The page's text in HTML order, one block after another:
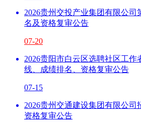
2026贵州交投产业集团有限公
名及资格复审公告
07-20
2026贵阳市白云区选聘社区工作
线、成绩排名、资格复审公告
07-15
2026贵州交通建设集团有限公司
资格复审公告